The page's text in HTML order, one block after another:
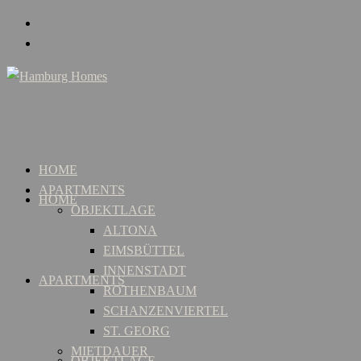
HOME
APARTMENTS
HOME
APARTMENTS
OBJEKTLAGE
ALTONA
EIMSBÜTTEL
INNENSTADT
ROTHENBAUM
SCHANZENVIERTEL
ST. GEORG
MIETDAUER